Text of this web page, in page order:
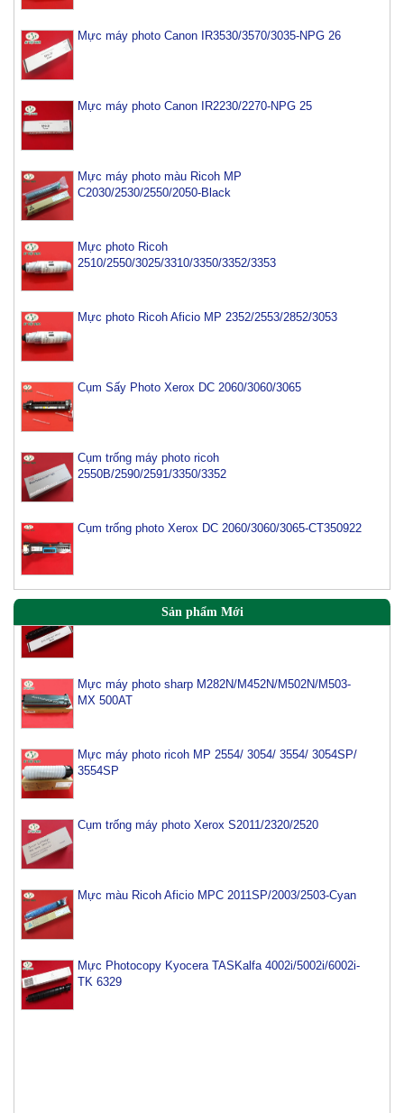
Mực máy photo Canon IR3530/3570/3035-NPG 26
Mực máy photo Canon IR2230/2270-NPG 25
Mực máy photo màu Ricoh MP
C2030/2530/2550/2050-Black
Mực photo Ricoh
2510/2550/3025/3310/3350/3352/3353
Mực photo Ricoh Aficio MP 2352/2553/2852/3053
Cụm Sấy Photo Xerox DC 2060/3060/3065
Cụm trống máy photo ricoh
2550B/2590/2591/3350/3352
Cụm trống photo Xerox DC 2060/3060/3065-CT350922
Sản phẩm Mới
Mực máy photo Canon IR2520/2525/2530 (NPG 51)